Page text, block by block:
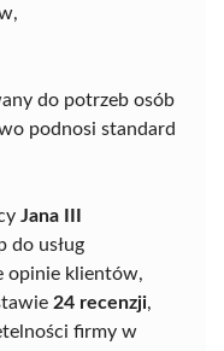
do potrzeb osób
podnosi standard
Jana III
do usług
opinie klientów,
24 recenzji,
firmy w